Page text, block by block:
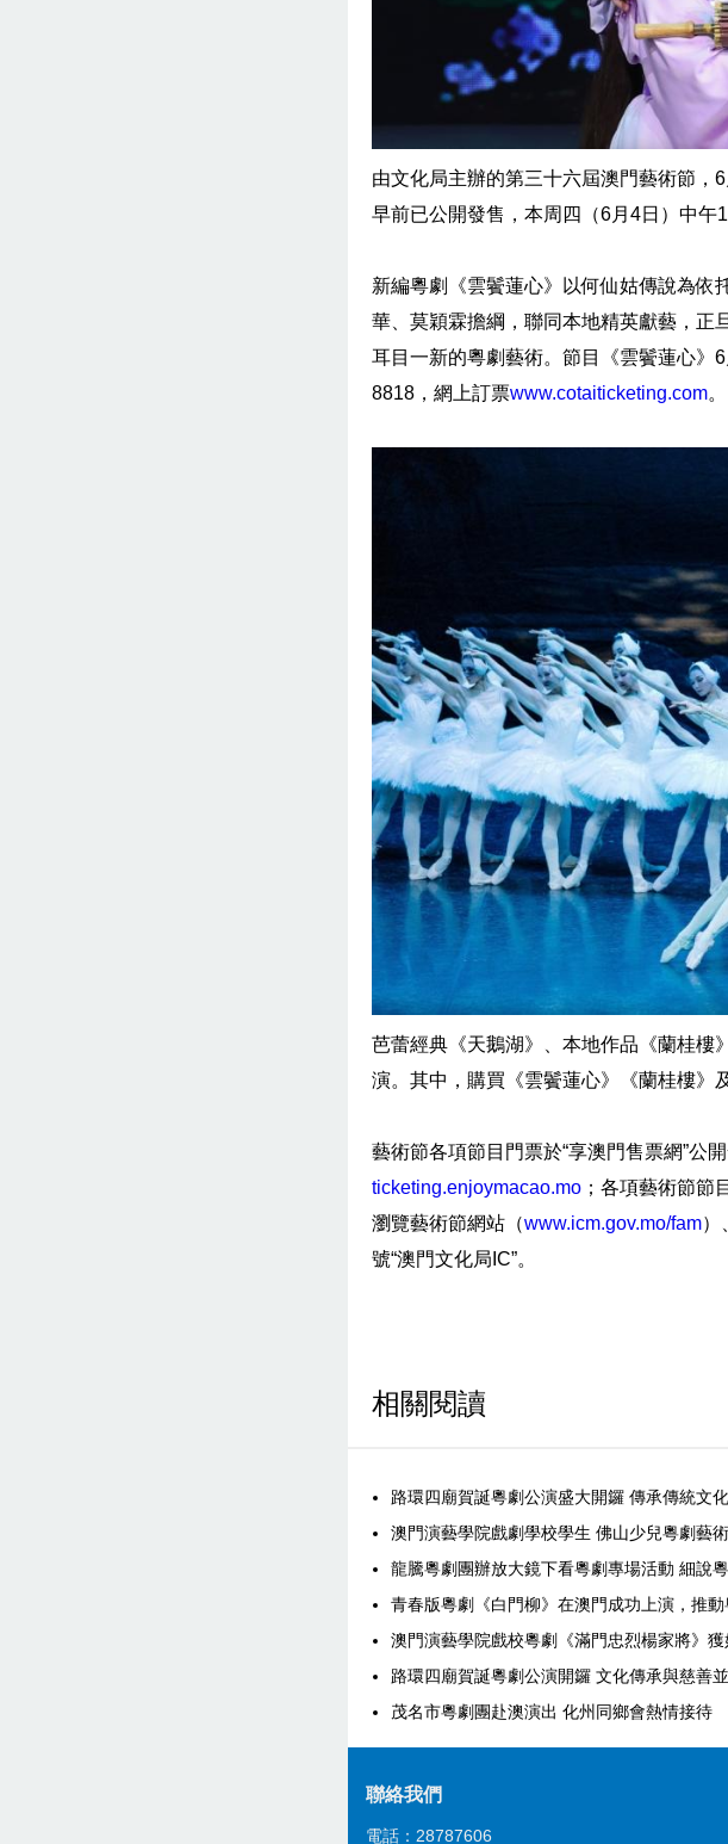
由文化局主辦的第三十六屆澳門藝術節，
早前已公開發售，本周四（6月4日）中午
新編粵劇《雲鬢蓮心》以何仙姑傳說為依
華、莫穎霖擔綱，聯同本地精英獻藝，正
耳目一新的粵劇藝術。節目《雲鬢蓮心》
8818，網上訂票www.cotaiticketing.com。
芭蕾經典《天鵝湖》、本地作品《蘭桂樓
演。其中，購買《雲鬢蓮心》《蘭桂樓》
藝術節各項節目門票於“享澳門售票網”公
ticketing.enjoymacao.mo ；各項藝術節節
瀏覽藝術節網站（www.icm.gov.mo/fam）
號“澳門文化局IC”。
相關閱讀
路環四廟賀誕粵劇公演盛大開鑼 傳承傳統文
澳門演藝學院戲劇學校學生 佛山少兒粵劇藝
龍騰粵劇團辦放大鏡下看粵劇專場活動 細說
青春版粵劇《白門柳》在澳門成功上演，推
澳門演藝學院戲校粵劇《滿門忠烈楊家將》獲
路環四廟賀誕粵劇公演開鑼 文化傳承與慈善
茂名市粵劇團赴澳演出 化州同鄉會熱情接待
聯絡我們
電話：28787606